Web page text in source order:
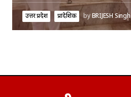
उत्तर प्रदेश प्रादेशिक byBRIJESH Singh